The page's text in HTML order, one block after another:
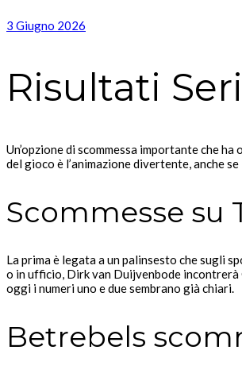
3 Giugno 2026
Risultati
Un’opzione di scommessa importante che
del gioco è l’animazione divertente, anche
Scommesse su
La prima è legata a un palinsesto che sugli
o in ufficio, Dirk van Duijvenbode incontrerà
oggi i numeri uno e due sembrano già chiari.
Betrebels